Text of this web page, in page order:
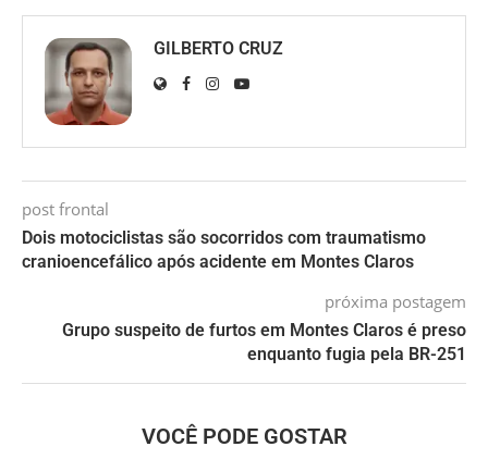
GILBERTO CRUZ
post frontal
Dois motociclistas são socorridos com traumatismo
cranioencefálico após acidente em Montes Claros
próxima postagem
Grupo suspeito de furtos em Montes Claros é preso
enquanto fugia pela BR-251
VOCÊ PODE GOSTAR